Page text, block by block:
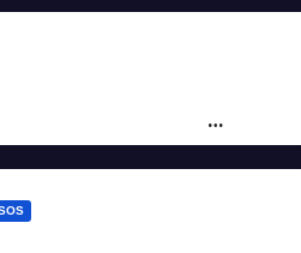
el kitesurfista buscado